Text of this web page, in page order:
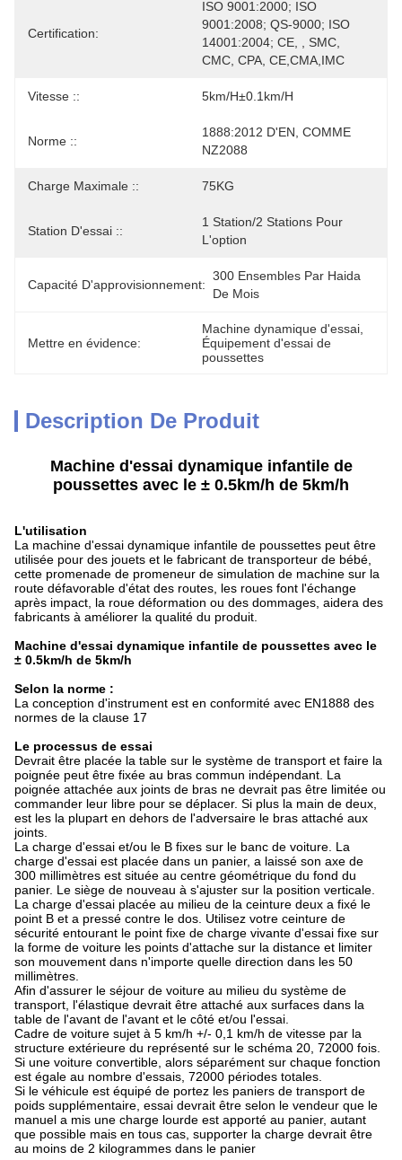
Certification:
ISO 9001:2000; ISO
9001:2008; QS-9000; ISO
14001:2004; CE, , SMC,
CMC, CPA, CE,CMA,IMC
Vitesse :: 5km/h±0.1km/h
Norme ::
1888:2012 D'EN, COMME
NZ2088
Charge Maximale :: 75KG
Station D'essai ::
1 Station/2 Stations Pour
L'option
Capacité D'approvisionnement:
300 Ensembles Par Haida
De Mois
Mettre en évidence:
Machine dynamique d'essai
Équipement d'essai de
poussettes
Description De Produit
Machine d'essai dynamique infantile de
poussettes avec le ± 0.5km/h de 5km/h
L'utilisation
La machine d'essai dynamique infantile de poussettes peut être
utilisée pour des jouets et le fabricant de transporteur de bébé,
cette promenade de promeneur de simulation de machine sur la
route défavorable d'état des routes, les roues font l'échange
après impact, la roue déformation ou des dommages, aidera des
fabricants à améliorer la qualité du produit.
Machine d'essai dynamique infantile de poussettes avec le
± 0.5km/h de 5km/h
Selon la norme :
La conception d'instrument est en conformité avec EN1888 des
normes de la clause 17
Le processus de essai
Devrait être placée la table sur le système de transport et faire la
poignée peut être fixée au bras commun indépendant. La
poignée attachée aux joints de bras ne devrait pas être limitée ou
commander leur libre pour se déplacer. Si plus la main de deux,
est les la plupart en dehors de l'adversaire le bras attaché aux
joints.
La charge d'essai et/ou le B fixes sur le banc de voiture. La
charge d'essai est placée dans un panier, a laissé son axe de
300 millimètres est située au centre géométrique du fond du
panier. Le siège de nouveau à s'ajuster sur la position verticale.
La charge d'essai placée au milieu de la ceinture deux a fixé le
point B et a pressé contre le dos. Utilisez votre ceinture de
sécurité entourant le point fixe de charge vivante d'essai fixe sur
la forme de voiture les points d'attache sur la distance et limiter
son mouvement dans n'importe quelle direction dans les 50
millimètres.
Afin d'assurer le séjour de voiture au milieu du système de
transport, l'élastique devrait être attaché aux surfaces dans la
table de l'avant de l'avant et le côté et/ou l'essai.
Cadre de voiture sujet à 5 km/h +/- 0,1 km/h de vitesse par la
structure extérieure du représenté sur le schéma 20, 72000 fois.
Si une voiture convertible, alors séparément sur chaque fonction
est égale au nombre d'essais, 72000 périodes totales.
Si le véhicule est équipé de portez les paniers de transport de
poids supplémentaire, essai devrait être selon le vendeur que le
manuel a mis une charge lourde est apporté au panier, autant
que possible mais en tous cas, supporter la charge devrait être
au moins de 2 kilogrammes dans le panier